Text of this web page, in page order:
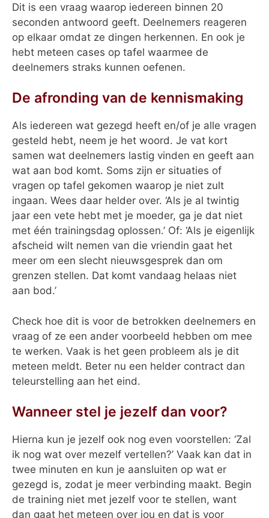
Dit is een vraag waarop iedereen binnen 20
seconden antwoord geeft. Deelnemers reageren
op elkaar omdat ze dingen herkennen. En ook je
hebt meteen cases op tafel waarmee de
deelnemers straks kunnen oefenen.
De afronding van de kennismaking
Als iedereen wat gezegd heeft en/of je alle vragen
gesteld hebt, neem je het woord. Je vat kort
samen wat deelnemers lastig vinden en geeft aan
wat aan bod komt. Soms zijn er situaties of
vragen op tafel gekomen waarop je niet zult
ingaan. Wees daar helder over. ‘Als je al twintig
jaar een vete hebt met je moeder, ga je dat niet
met één trainingsdag oplossen.’ Of: ‘Als je eigenlijk
afscheid wilt nemen van die vriendin gaat het
meer om een slecht nieuwsgesprek dan om
grenzen stellen. Dat komt vandaag helaas niet
aan bod.’
Check hoe dit is voor de betrokken deelnemers en
vraag of ze een ander voorbeeld hebben om mee
te werken. Vaak is het geen probleem als je dit
meteen meldt. Beter nu een helder contract dan
teleurstelling aan het eind.
Wanneer stel je jezelf dan voor?
Hierna kun je jezelf ook nog even voorstellen: ‘Zal
ik nog wat over mezelf vertellen?’ Vaak kan dat in
twee minuten en kun je aansluiten op wat er
gezegd is, zodat je meer verbinding maakt. Begin
de training niet met jezelf voor te stellen, want
dan gaat het meteen over jou en dat is voor